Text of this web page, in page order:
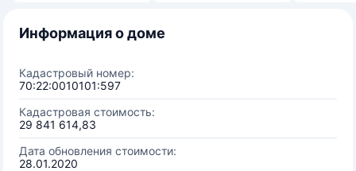
Информация о доме
Кадастровый номер:
70:22:0010101:597
Кадастровая стоимость:
29 841 614,83
Дата обновления стоимости:
28.01.2020